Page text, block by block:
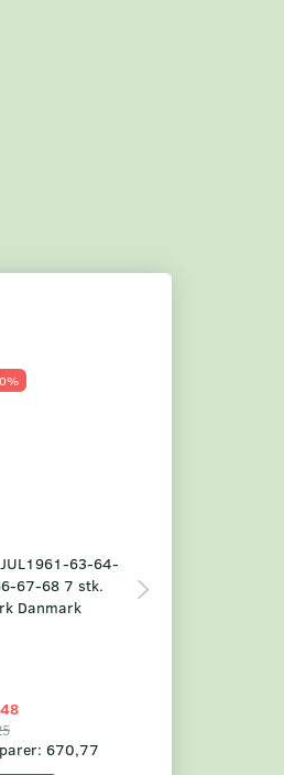
63-64-
67-68 7 stk.
Danmark
670,77